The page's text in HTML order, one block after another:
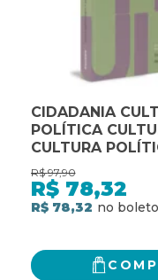
CIDADANIA
POLÍTICA
CULTURA
R$ 97,90
R$ 78,32
R$ 78,32